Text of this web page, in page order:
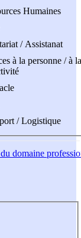
Humaines
/ Assistanat
à la personne / à la
/ Logistique
domaine